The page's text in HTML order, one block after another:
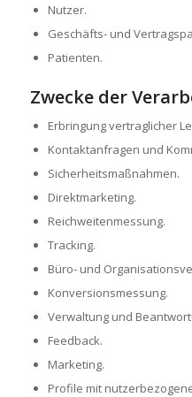
Nutzer.
Geschäfts- und
Patienten.
Zwecke der
Erbringung vertraglicher
Kontaktanfragen und
Sicherheitsmaßnahmen.
Direktmarketing.
Reichweitenmessung.
Tracking.
Büro- und
Konversionsmessung.
Verwaltung und
Feedback.
Marketing.
Profile mit